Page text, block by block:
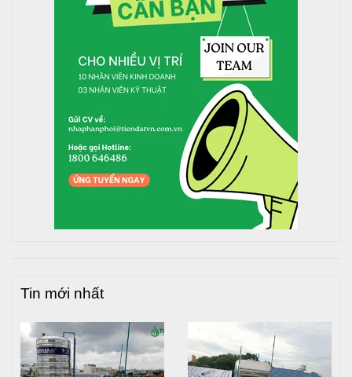
Xem thêm:Bồn nước inox Tân Thành đứng tại đây
giá tốt nhất tại đây
Review bồn nước inox Tân Thành
Tin mới nhất